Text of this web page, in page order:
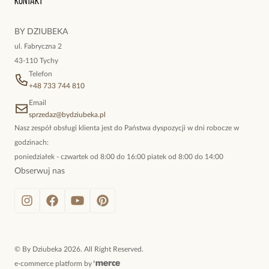
BY DZIUBEKA
ul. Fabryczna 2
43-110 Tychy
Telefon
+48 733 744 810
Email
sprzedaz@bydziubeka.pl
Nasz zespół obsługi klienta jest do Państwa dyspozycji w dni robocze w
godzinach:
poniedziałek - czwartek od 8:00 do 16:00 piatek od 8:00 do 14:00
Obserwuj nas
© By Dziubeka 2026. All Right Reserved.
e-commerce platform by